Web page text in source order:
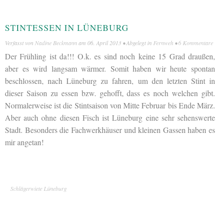
STINTESSEN IN LÜNEBURG
Verfasst von Nadine Beckmann am 06. April 2013 • Abgelegt in Fernweh •6 Kommentare
Der Frühling ist da!!! O.k. es sind noch keine 15 Grad draußen,
aber es wird langsam wärmer. Somit haben wir heute spontan
beschlossen, nach Lüneburg zu fahren, um den letzten Stint in
dieser Saison zu essen bzw. gehofft, dass es noch welchen gibt.
Normalerweise ist die Stintsaison von Mitte Februar bis Ende März.
Aber auch ohne diesen Fisch ist Lüneburg eine sehr sehenswerte
Stadt. Besonders die Fachwerkhäuser und kleinen Gassen haben es
mir angetan!
Schlägerwiete Lüneburg